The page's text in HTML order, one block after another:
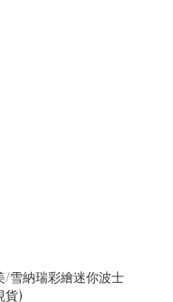
雪納瑞彩繪迷你波士
貨)